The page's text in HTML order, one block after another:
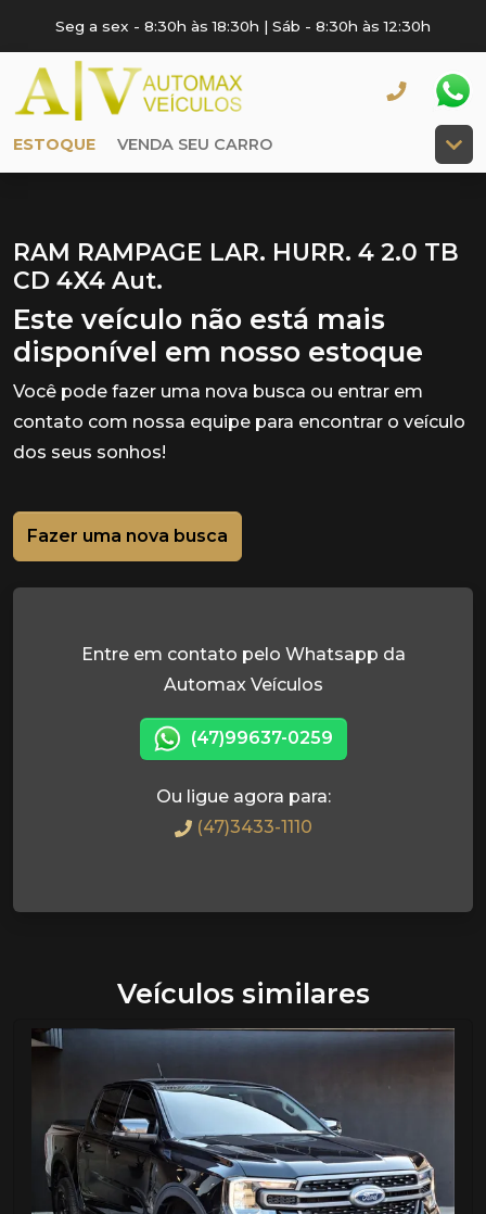
Seg a sex - 8:30h às 18:30h | Sáb - 8:30h às 12:30h
ESTOQUE VENDA SEU CARRO
RAM RAMPAGE LAR. HURR. 4 2.0 TB
CD 4X4 Aut.
Este veículo não está mais
disponível em nosso estoque
Você pode fazer uma nova busca ou entrar em
contato com nossa equipe para encontrar o veículo
dos seus sonhos!
Fazer uma nova busca
Entre em contato pelo Whatsapp da
Automax Veículos
(47)99637-0259
Ou ligue agora para:
(47)3433-1110
Veículos similares